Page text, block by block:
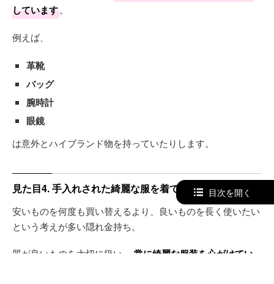
しています。
例えば、
革靴
バッグ
腕時計
眼鏡
は意外とハイブランド物を持っていたりします。
見た目4. 手入れされた綺麗な服を着ている
安いものを何度も買い替えるより、良いものを長く使いたい
という考えが多い隠れ金持ち。
質が良いものを大切に扱い、
常に綺麗な服装を心がけてい
目次を開く